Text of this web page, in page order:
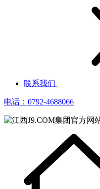
联系我们
电话：0792-4688066